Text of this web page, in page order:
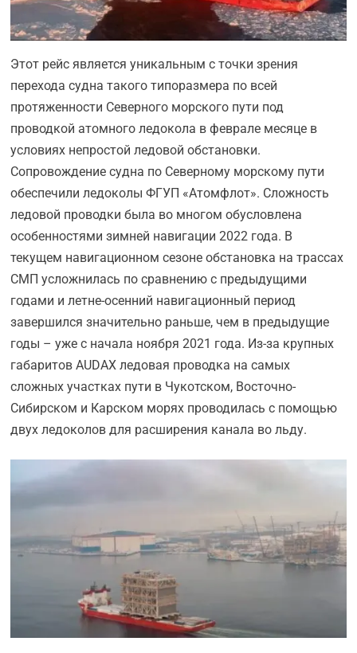
Этот рейс является уникальным с точки зрения
перехода судна такого типоразмера по всей
протяженности Северного морского пути под
проводкой атомного ледокола в феврале месяце в
условиях непростой ледовой обстановки.
Сопровождение судна по Северному морскому пути
обеспечили ледоколы ФГУП «Атомфлот». Сложность
ледовой проводки была во многом обусловлена
особенностями зимней навигации 2022 года. В
текущем навигационном сезоне обстановка на трассах
СМП усложнилась по сравнению с предыдущими
годами и летне-осенний навигационный период
завершился значительно раньше, чем в предыдущие
годы – уже с начала ноября 2021 года. Из-за крупных
габаритов AUDAX ледовая проводка на самых
сложных участках пути в Чукотском, Восточно-
Сибирском и Карском морях проводилась с помощью
двух ледоколов для расширения канала во льду.